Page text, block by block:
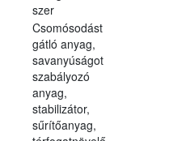
szer
Csomósodást
gátló anyag,
savanyúságot
szabályozó
anyag,
stabilizátor,
sűrítőanyag,